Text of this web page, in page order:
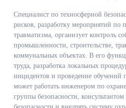
Специалист по техносферной
рисков, разработку мероприятий по
травматизма, организует контроль
промышленности, строительстве,
коммунальных объектах. В его
труда, разработка локальных
инцидентов и проведение обучений
может работать инженером по
группы безопасности,